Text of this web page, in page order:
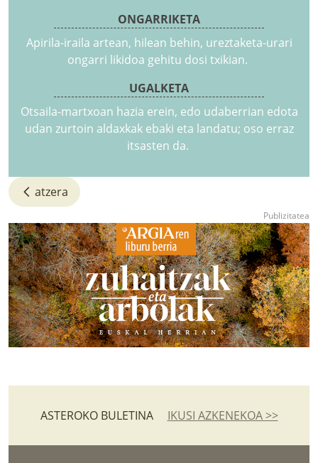
ONGARRIKETA
Apirila-iraila artean, hilean behin, ureztaketa-urari
ongarri likidoa gehitu dosi txikian.
UGALKETA
Otsaila-martxoan hazia erein, edo udaberrian edota
udan zurtoin aldaxkak ebaki eta landatu; oso erraz
itsasten da.
atzera
ASTEROKO BULETINA IKUSI AZKENEKOA >>